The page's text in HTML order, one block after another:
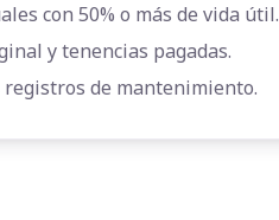
con 50% o más de vida útil.
y tenencias pagadas.
de mantenimiento.